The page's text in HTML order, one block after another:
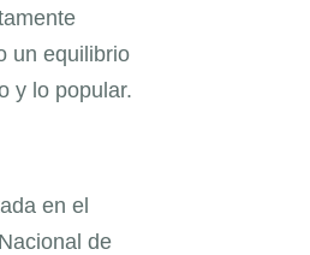
un equilibrio
y lo popular.
en el
de